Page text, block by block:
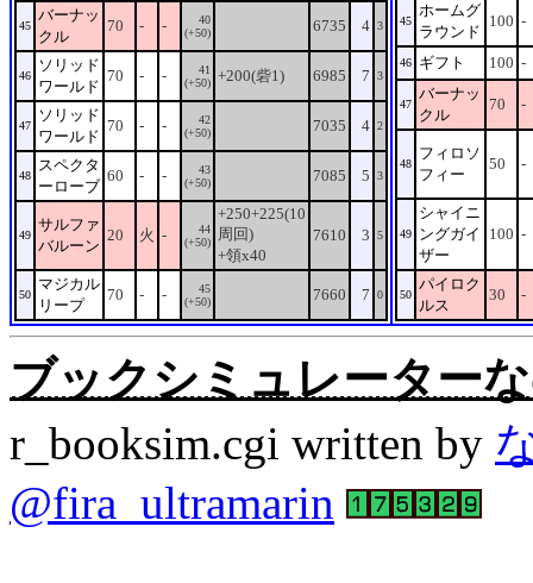
45
バーナッ
クル
70 - -
40
(+50)
6735 4 3
46
ソリッド
ワールド
70 - -
41
(+50) +200(砦1) 6985 7 3
47
ソリッド
ワールド
70 - -
42
(+50)
7035 4 2
48
スペクタ
ーローブ
60 - -
43
(+50)
7085 5 3
49
サルファ
バルーン
20 火 -
44
(+50)
+250+225(10
周回)
+領x40
7610 3 5
50
マジカル
リープ
70 - -
45
(+50)
7660 7 0
45
ホームグ
ラウンド
100 -
46 ギフト 100 -
47
バーナッ
クル
70 -
48
フィロソ
フィー
50 -
49
シャイニ
ングガイ
ザー
100 -
50
パイロク
ルス
30 -
ブックシミュレーター
r_booksim.cgi written by
@fira_ultramarin